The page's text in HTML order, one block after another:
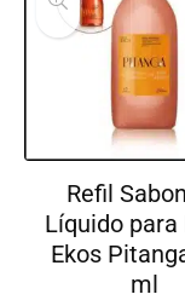
Refil
Líquido para
Ekos
ml